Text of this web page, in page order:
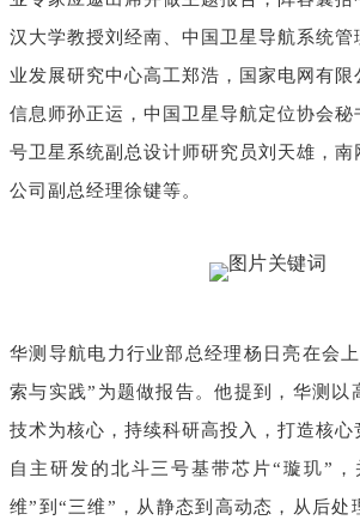
汉大学教授刘经南、中国卫星导航系统
业发展研究中心高工郑浩，国家电网有限
信息师孙正运，中国卫星导航定位协会秘
号卫星系统副总设计师研究员刘天雄，南
公司副总经理徐键等。
华测导航电力行业部总经理杨日亮在会
索与实践”为题做报告。他提到，华测以
技术为核心，持续科研高投入，打造核
自主研发的北斗三号基带芯片“璇玑”，
维”到“三维”，从静态到高动态，从后处